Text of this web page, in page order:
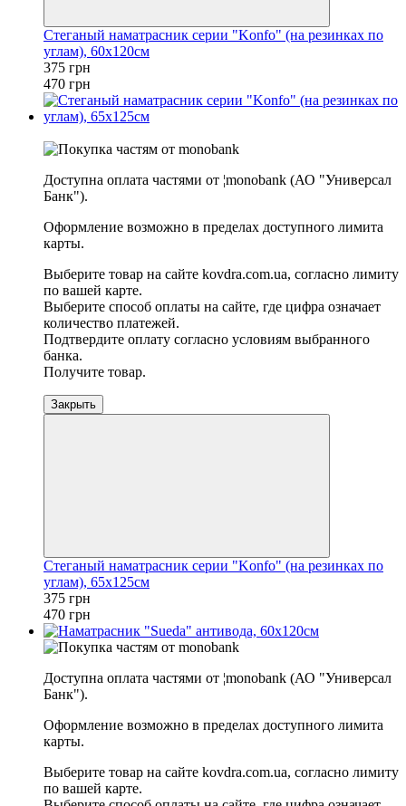
Стеганый наматрасник серии "Konfo" (на резинках по
углам), 60х120см
375 грн
470 грн
Доступна оплата частями от ¦monobank (АО "Универсал
Банк").
Оформление возможно в пределах доступного лимита
карты.
Выберите товар на сайте kovdra.com.ua, согласно лимиту
по вашей карте.
Выберите способ оплаты на сайте, где цифра означает
количество платежей.
Подтвердите оплату согласно условиям выбранного
банка.
Получите товар.
Закрыть
Стеганый наматрасник серии "Konfo" (на резинках по
углам), 65х125см
375 грн
470 грн
Доступна оплата частями от ¦monobank (АО "Универсал
Банк").
Оформление возможно в пределах доступного лимита
карты.
Выберите товар на сайте kovdra.com.ua, согласно лимиту
по вашей карте.